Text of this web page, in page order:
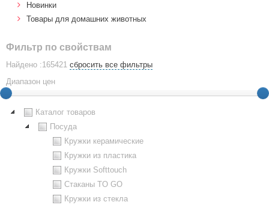
Новинки
Товары для домашних животных
Фильтр по свойствам
Найдено :165421 сбросить все фильтры
Диапазон цен
Каталог товаров
Посуда
Кружки керамические
Кружки из пластика
Кружки Softtouch
Стаканы TO GO
Кружки из стекла